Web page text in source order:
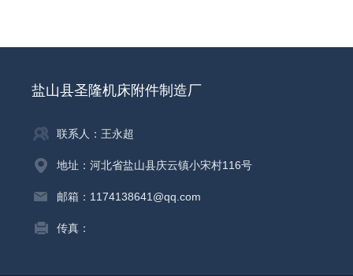
盐山县圣隆机床附件制造厂
联系人：王永超
地址：河北省盐山县庆云镇小宋村116号
邮箱：1174138641@qq.com
传真：